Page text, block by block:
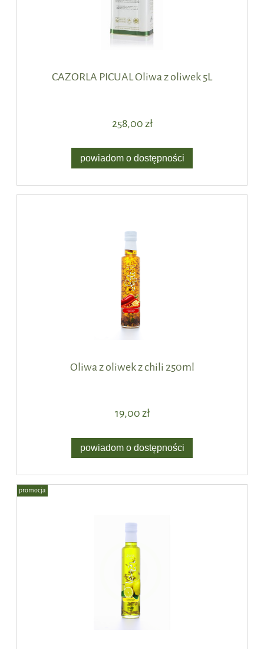
CAZORLA PICUAL Oliwa z oliwek 5L
258,00 zł
powiadom o dostępności
Oliwa z oliwek z chili 250ml
19,00 zł
powiadom o dostępności
promocja